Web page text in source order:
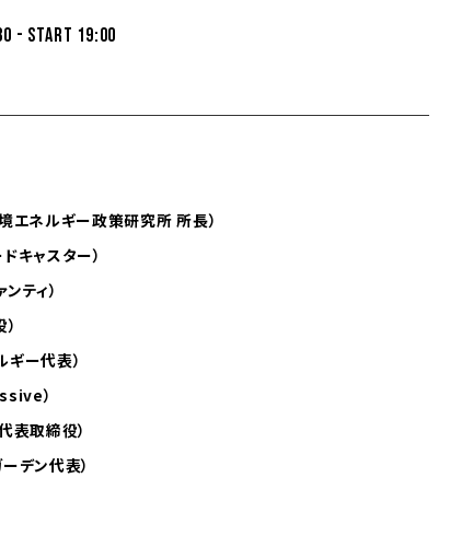
- START 19:00
エネルギー政策研究所 所長）
ドキャスター）
ティ）
ギー代表）
）
表取締役）
ーデン代表）